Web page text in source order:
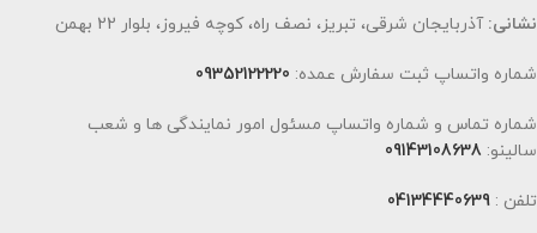
نشانی: آذربایجان شرقی، تبریز، نصف راه، کوچه فیروز، بلوار 22 بهمن
شماره واتساپ ثبت سفارش عمده: 09352122220
شماره تماس و شماره واتساپ مسئول امور نمایندگی ها و شعب
سالینو: 09143108638
تلفن : 04134440639